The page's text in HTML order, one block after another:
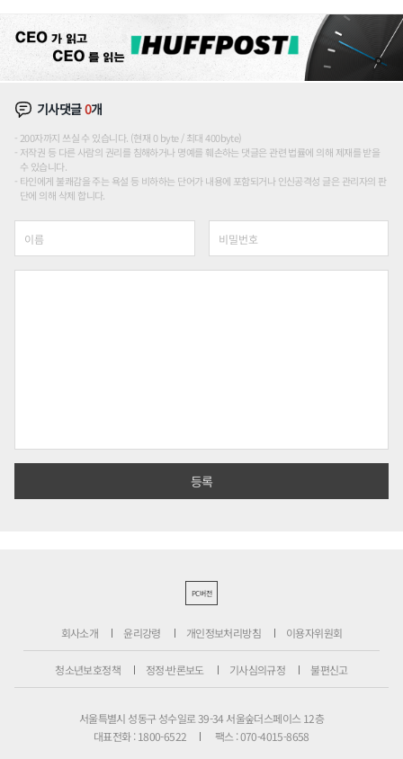
기사댓글0개
200자까지 쓰실 수 있습니다. (현재 0 byte / 최대 400byte)
저작권 등 다른 사람의 권리를 침해하거나 명예를 훼손하는 댓글은 관련 법률에 의해 제재를 받을
수 있습니다.
타인에게 불쾌감을 주는 욕설 등 비하하는 단어가 내용에 포함되거나 인신공격성 글은 관리자의 판
단에 의해 삭제 합니다.
PC버전
회사소개 윤리강령 개인정보처리방침 이용자위원회
청소년보호정책 정정·반론보도 기사심의규정 불편신고
서울특별시 성동구 성수일로 39-34 서울숲더스페이스 12층
대표전화 : 1800-6522
팩스 : 070-4015-8658